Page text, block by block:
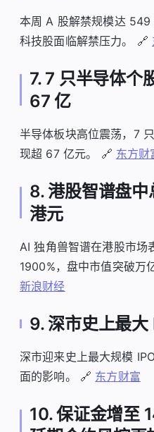
本周 A 股解禁规模达 549
科技股面临解禁压力。 🔗
7. 7 只半导体个
67 亿
半导体板块高位震荡，7
现超 67 亿元。 🔗 东方财
8. 港股智谱盘中
港元
AI 独角兽智谱在港股市场
1900%，盘中市值突破万
新浪财经
9. 深市史上最大
深市迎来史上最大规模
面的影响。 🔗 东方财富
10. 保证金增至